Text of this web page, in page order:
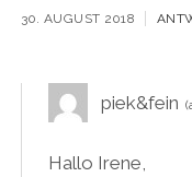
30. AUGUST 2018
piek&fein
Hallo Irene,